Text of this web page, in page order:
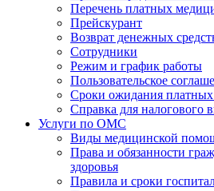
Перечень платных
Прейскурант
Возврат денежных
Сотрудники
Режим и график работы
Пользовательское
Сроки ожидания
Справка для налогового
Услуги по ОМС
Виды медицинской
Права и обязанности
здоровья
Правила и сроки